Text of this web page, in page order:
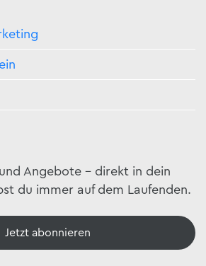
Angebote – direkt in dein
du immer auf dem Laufenden.
Jetzt abonnieren